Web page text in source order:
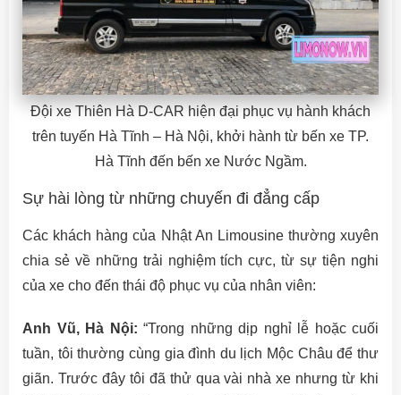
Đội xe Thiên Hà D-CAR hiện đại phục vụ hành khách
trên tuyến Hà Tĩnh – Hà Nội, khởi hành từ bến xe TP.
Hà Tĩnh đến bến xe Nước Ngầm.
Sự hài lòng từ những chuyến đi đẳng cấp
Các khách hàng của Nhật An Limousine thường xuyên
chia sẻ về những trải nghiệm tích cực, từ sự tiện nghi
của xe cho đến thái độ phục vụ của nhân viên:
Anh Vũ, Hà Nội: “Trong những dịp nghỉ lễ hoặc cuối
tuần, tôi thường cùng gia đình du lịch Mộc Châu để thư
giãn. Trước đây tôi đã thử qua vài nhà xe nhưng từ khi